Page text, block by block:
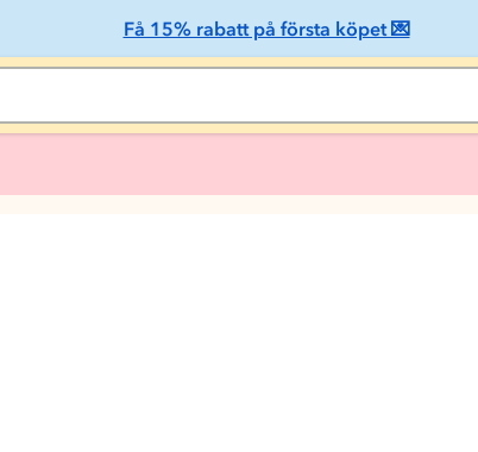
Få 15% rabatt på första köpet 💌